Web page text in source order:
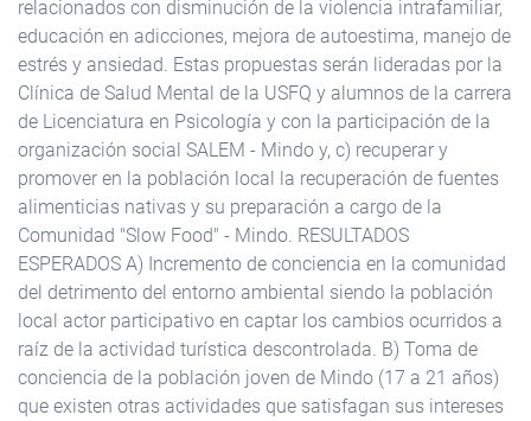
relacionados con disminución de la violencia intrafamiliar,
educación en adicciones, mejora de autoestima, manejo de
estrés y ansiedad. Estas propuestas serán lideradas por la
Clínica de Salud Mental de la USFQ y alumnos de la carrera
de Licenciatura en Psicología y con la participación de la
organización social SALEM - Mindo y, c) recuperar y
promover en la población local la recuperación de fuentes
alimenticias nativas y su preparación a cargo de la
Comunidad "Slow Food" - Mindo. RESULTADOS
ESPERADOS A) Incremento de conciencia en la comunidad
del detrimento del entorno ambiental siendo la población
local actor participativo en captar los cambios ocurridos a
raíz de la actividad turística descontrolada. B) Toma de
conciencia de la población joven de Mindo (17 a 21 años)
que existen otras actividades que satisfagan sus intereses